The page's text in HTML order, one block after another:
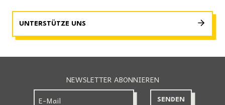
UNTERSTÜTZE UNS
NEWSLETTER ABONNIEREN